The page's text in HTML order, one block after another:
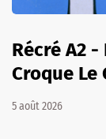
Récré A2
Croque Le
5 août 2026